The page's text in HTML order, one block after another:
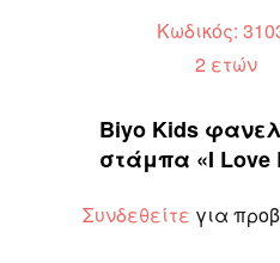
Κωδικός:
2 ετών
Biyo Kids
στάμπα «I Love
Συνδεθείτε για